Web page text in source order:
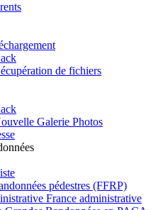
de fichiers
Galerie Photos
pédestres (FFRP)
France administrative